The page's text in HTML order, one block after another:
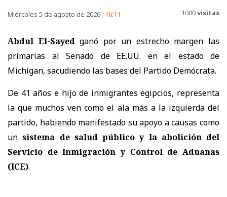
Miércoles 5 de agosto de 2026 16:11 1000visitas
Abdul El-Sayedganó por un estrecho margen las
primarias al Senado de EE.UU. en el estado de
Michigan, sacudiendo las bases del Partido Demócrata.
De 41 años e hijo de inmigrantes egipcios, representa
la que muchos ven como el ala más a la izquierda del
partido, habiendo manifestado su apoyo a causas como
unsistema de salud público y la abolición del
Servicio de Inmigración y Control de Aduanas
(ICE).